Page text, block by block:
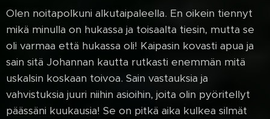
Olen noitapolkuni alkutaipaleella. En oikein tiennyt
mikä minulla on hukassa ja toisaalta tiesin, mutta se
oli varmaa että hukassa oli! Kaipasin kovasti apua ja
sain sitä Johannan kautta rutkasti enemmän mitä
uskalsin koskaan toivoa. Sain vastauksia ja
vahvistuksia juuri niihin asioihin, joita olin pyöritellyt
päässäni kuukausia! Se on pitkä aika kulkea silmät